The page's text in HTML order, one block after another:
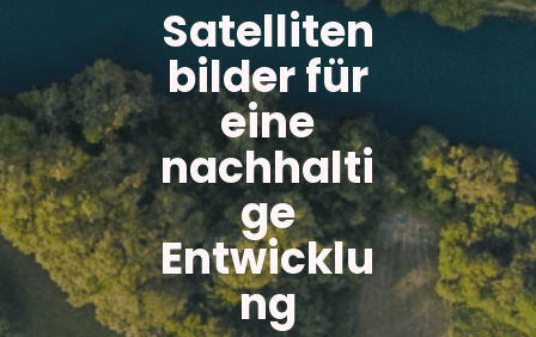
Satelliten
bilder für
eine
nachhalti
ge
Entwicklu
ng